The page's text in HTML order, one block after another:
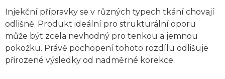
Injekční přípravky se v různých typech tkání chovají
odlišně. Produkt ideální pro strukturální oporu
může být zcela nevhodný pro tenkou a jemnou
pokožku. Právě pochopení tohoto rozdílu odlišuje
přirozené výsledky od nadměrné korekce.